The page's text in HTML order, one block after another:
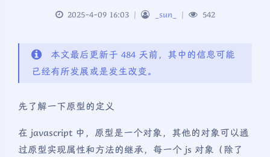
2025-4-09 16:03 | _sun_ | 542
本文最后更新于 484 天前，其中的信息可能
已经有所发展或是发生改变。
先了解一下原型的定义
在 javascript 中，原型是一个对象，其他的对象可以通
过原型实现属性和方法的继承，每一个 js 对象（除了